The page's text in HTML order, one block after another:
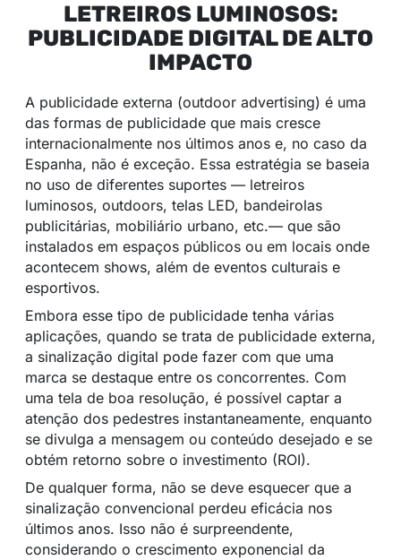
LETREIROS LUMINOSOS:
PUBLICIDADE DIGITAL DE ALTO
IMPACTO
A publicidade externa (outdoor advertising) é uma
das formas de publicidade que mais cresce
internacionalmente nos últimos anos e, no caso da
Espanha, não é exceção. Essa estratégia se baseia
no uso de diferentes suportes — letreiros
luminosos, outdoors, telas LED, bandeirolas
publicitárias, mobiliário urbano, etc.— que são
instalados em espaços públicos ou em locais onde
acontecem shows, além de eventos culturais e
esportivos.
Embora esse tipo de publicidade tenha várias
aplicações, quando se trata de publicidade externa,
a sinalização digital pode fazer com que uma
marca se destaque entre os concorrentes. Com
uma tela de boa resolução, é possível captar a
atenção dos pedestres instantaneamente, enquanto
se divulga a mensagem ou conteúdo desejado e se
obtém retorno sobre o investimento (ROI).
De qualquer forma, não se deve esquecer que a
sinalização convencional perdeu eficácia nos
últimos anos. Isso não é surpreendente,
considerando o crescimento exponencial da